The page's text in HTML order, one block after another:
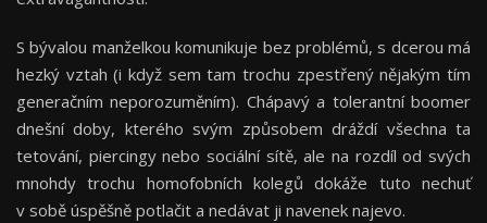
S bývalou manželkou komunikuje bez problémů, s dcerou má
hezký vztah (i když sem tam trochu zpestřený nějakým tím
generačním neporozuměním). Chápavý a tolerantní boomer
dnešní doby, kterého svým způsobem dráždí všechna ta
tetování, piercingy nebo sociální sítě, ale na rozdíl od svých
mnohdy trochu homofobních kolegů dokáže tuto nechuť
v sobě úspěšně potlačit a nedávat ji navenek najevo.